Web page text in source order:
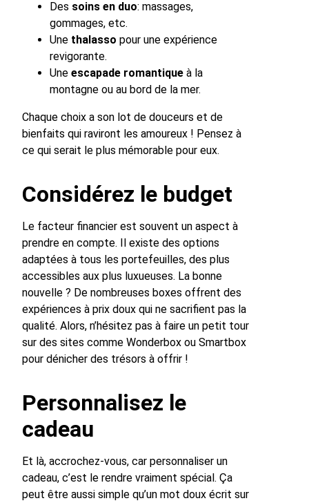
Des soins en duo: massages,
gommages, etc.
Une thalasso pour une expérience
revigorante.
Une escapade romantique à la
montagne ou au bord de la mer.
Chaque choix a son lot de douceurs et de
bienfaits qui raviront les amoureux ! Pensez à
ce qui serait le plus mémorable pour eux.
Considérez le budget
Le facteur financier est souvent un aspect à
prendre en compte. Il existe des options
adaptées à tous les portefeuilles, des plus
accessibles aux plus luxueuses. La bonne
nouvelle ? De nombreuses boxes offrent des
expériences à prix doux qui ne sacrifient pas la
qualité. Alors, n’hésitez pas à faire un petit tour
sur des sites comme Wonderbox ou Smartbox
pour dénicher des trésors à offrir !
Personnalisez le
cadeau
Et là, accrochez-vous, car personnaliser un
cadeau, c’est le rendre vraiment spécial. Ça
peut être aussi simple qu’un mot doux écrit sur